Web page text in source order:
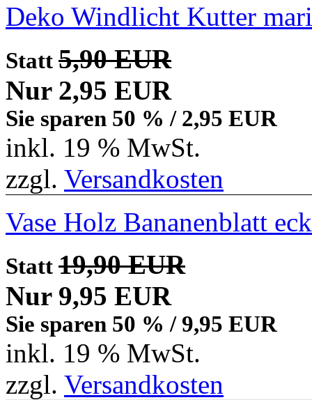
Deko Windlicht Kutter
Statt 5,90 EUR
Nur 2,95 EUR
Sie sparen 50 % / 2,95 EUR
inkl. 19 % MwSt.
zzgl. Versandkosten
Vase Holz Bananenblatt
Statt 19,90 EUR
Nur 9,95 EUR
Sie sparen 50 % / 9,95 EUR
inkl. 19 % MwSt.
zzgl. Versandkosten